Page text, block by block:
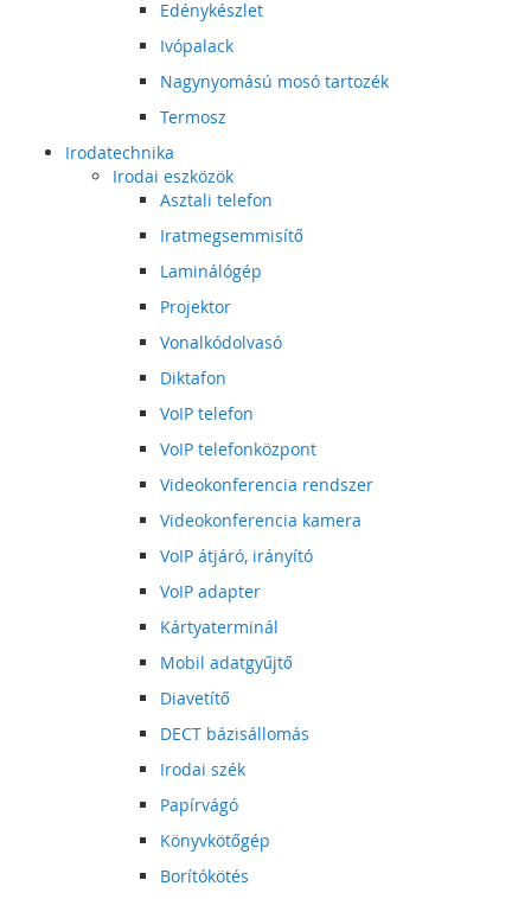
Edénykészlet
Ivópalack
Nagynyomású mosó tartozék
Termosz
Irodatechnika
Irodai eszközök
Asztali telefon
Iratmegsemmisítő
Laminálógép
Projektor
Vonalkódolvasó
Diktafon
VoIP telefon
VoIP telefonközpont
Videokonferencia rendszer
Videokonferencia kamera
VoIP átjáró, irányító
VoIP adapter
Kártyaterminál
Mobil adatgyűjtő
Diavetítő
DECT bázisállomás
Irodai szék
Papírvágó
Könyvkötőgép
Borítókötés